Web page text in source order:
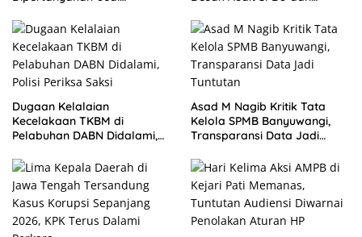
Dugaan Kelalaian
Kecelakaan TKBM di
Pelabuhan DABN Didalami,
Asad M Nagib Kritik Tata
Kelola SPMB Banyuwangi,
Transparansi Data Jadi